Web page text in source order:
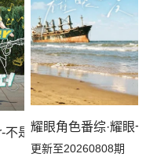
不是一个人真好
耀眼角色番综·耀眼
更新至20260808期